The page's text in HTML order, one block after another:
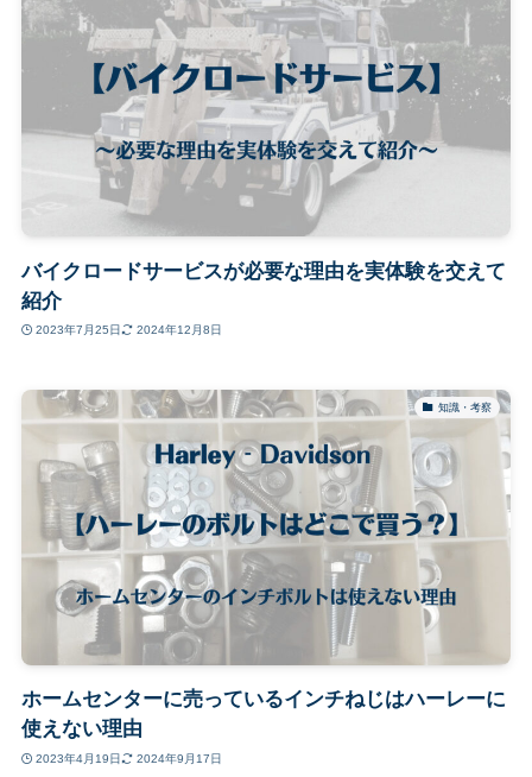
バイクロードサービスが必要な理由を実体験を交えて
紹介
2023年7月25日 2024年12月8日
知識・考察
ホームセンターに売っているインチねじはハーレーに
使えない理由
2023年4月19日 2024年9月17日